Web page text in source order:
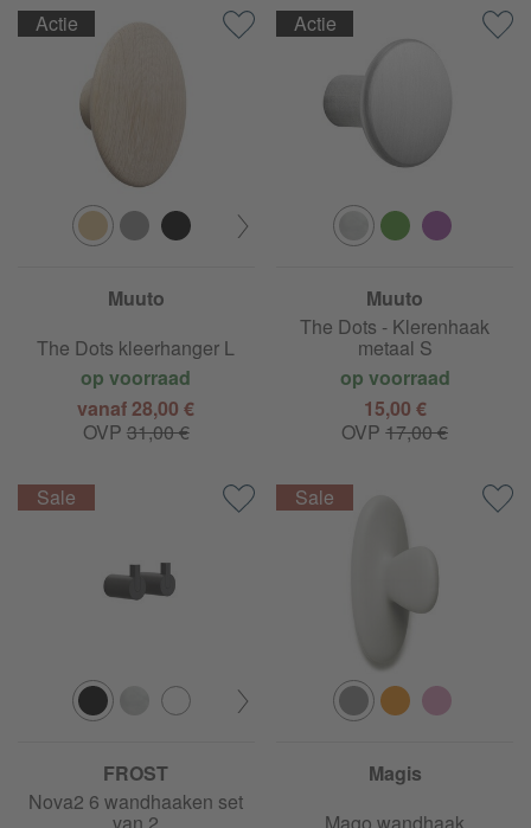
Muuto
The Dots kleerhanger L
op voorraad
vanaf 28,00 €
OVP 31,00 €
Actie
Muuto
The Dots - Klerenhaak
metaal S
op voorraad
15,00 €
OVP17,00 €
Actie
FROST
Nova2 6 wandhaaken set
Magis